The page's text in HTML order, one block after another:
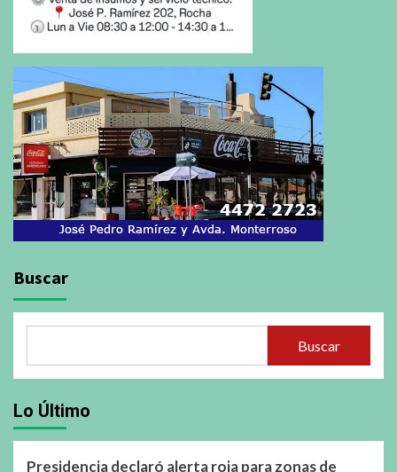
Buscar
Buscar
Lo Último
Presidencia declaró alerta roja para zonas de